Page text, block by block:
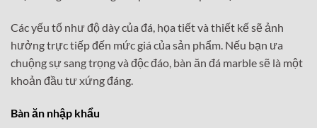
Các yếu tố như độ dày của đá, họa tiết và thiết kế sẽ ảnh
hưởng trực tiếp đến mức giá của sản phẩm. Nếu bạn ưa
chuộng sự sang trọng và độc đáo, bàn ăn đá marble sẽ là một
khoản đầu tư xứng đáng.
Bàn ăn nhập khẩu